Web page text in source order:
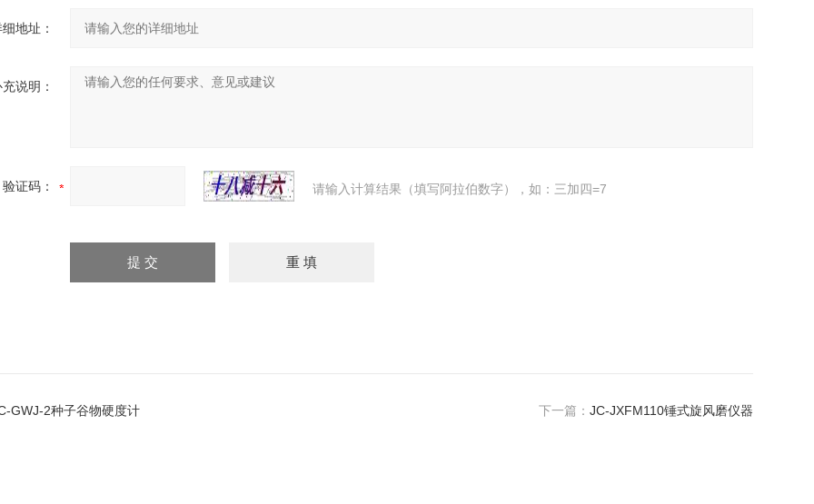
地址：
说明：
验证码： 请输入计算结果（填写阿拉伯数字），如：三加四=7
GWJ-2种子谷物硬度计 下一篇： JC-JXFM110锤式旋风磨仪器